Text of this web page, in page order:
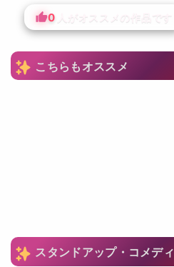
0 人がオススメの作品です
こちらもオススメ
スタンドアップ・コメディ